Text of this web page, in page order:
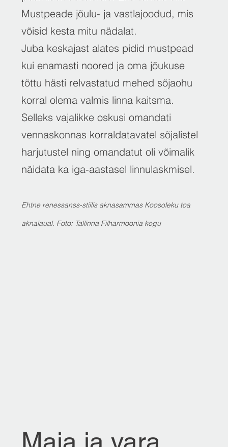
Mustpeade jõulu- ja vastlajoodud, mis
võisid kesta mitu nädalat.
Juba keskajast alates pidid mustpead
kui enamasti noored ja oma jõukuse
tõttu hästi relvastatud mehed sõjaohu
korral olema valmis linna kaitsma.
Selleks vajalikke oskusi omandati
vennaskonnas korraldatavatel sõjalistel
harjutustel ning omandatut oli võimalik
näidata ka iga-aastasel linnulaskmisel.
​Ehtne renessanss-stiilis aknasammas Koosoleku toa
aknalaual. Foto: Tallinna Filharmoonia kogu